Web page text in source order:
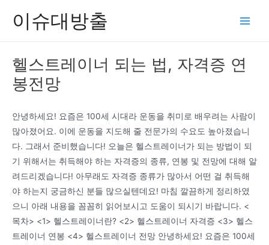
이슈대방출
헬스트레이너 되는 법, 자격증 연
봉전망
안녕하세요! 요즘은 100세 시대라 운동을 취미로 배우려는 사람이
많아졌어요. 이에 운동을 지도해 줄 전문가의 수요도 높아졌습니
다. 그래서 준비했습니다! 오늘은 헬스트레이너가 되는 방법이 되
기 위해서는 취득해야 하는 자격증의 종류, 연봉 및 전망에 대해 알
려드리겠습니다! 아무래도 자격증 종류가 많아서 어떤 걸 취득해
야 하는지 궁금하신 분들 많으실텐데요! 마침 깔끔하게 정리하였
으니 아래 내용을 꼼꼼히 읽어보시고 도움이 되시기 바랍니다. <
목차> <1> 헬스트레이너란? <2> 헬스트레이너 자격증 <3> 헬스
트레이너 연봉 <4> 헬스트레이너 전망 안녕하세요! 요즘은 100세